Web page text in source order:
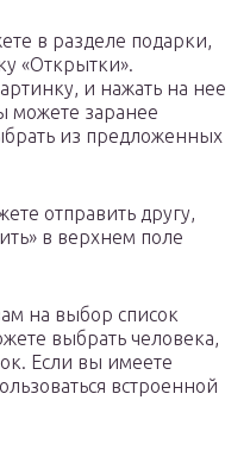
в разделе подарки,
«Открытки».
и нажать на нее
можете заранее
из предложенных
отправить другу,
в верхнем поле
на выбор список
выбрать человека,
Если вы имеете
встроенной